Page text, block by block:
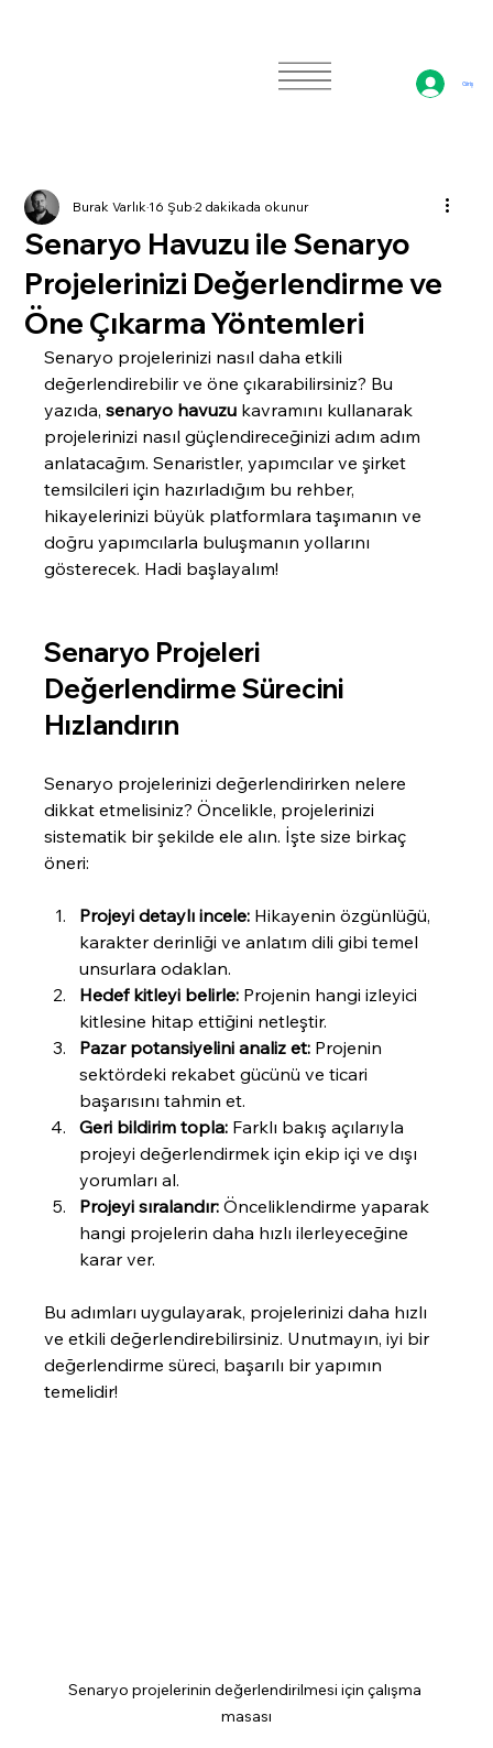
Giriş
Senaryo Havuzu ile Senaryo
Projelerinizi Değerlendirme ve
Öne Çıkarma Yöntemleri
Burak Varlık16 Şub2 dakikada okunur
Senaryo projelerinizi nasıl daha etkili
değerlendirebilir ve öne çıkarabilirsiniz? Bu
yazıda, senaryo havuzu kavramını kullanarak
projelerinizi nasıl güçlendireceğinizi adım adım
anlatacağım. Senaristler, yapımcılar ve şirket
temsilcileri için hazırladığım bu rehber,
hikayelerinizi büyük platformlara taşımanın ve
doğru yapımcılarla buluşmanın yollarını
gösterecek. Hadi başlayalım!
Senaryo Projeleri
Değerlendirme Sürecini
Hızlandırın
Senaryo projelerinizi değerlendirirken nelere
dikkat etmelisiniz? Öncelikle, projelerinizi
sistematik bir şekilde ele alın. İşte size birkaç
öneri:
Projeyi detaylı incele: Hikayenin özgünlüğü,
karakter derinliği ve anlatım dili gibi temel
unsurlara odaklan.
Hedef kitleyi belirle: Projenin hangi izleyici
kitlesine hitap ettiğini netleştir.
Pazar potansiyelini analiz et: Projenin
sektördeki rekabet gücünü ve ticari
başarısını tahmin et.
Geri bildirim topla: Farklı bakış açılarıyla
projeyi değerlendirmek için ekip içi ve dışı
yorumları al.
Projeyi sıralandır: Önceliklendirme yaparak
hangi projelerin daha hızlı ilerleyeceğine
karar ver.
Bu adımları uygulayarak, projelerinizi daha hızlı
ve etkili değerlendirebilirsiniz. Unutmayın, iyi bir
değerlendirme süreci, başarılı bir yapımın
temelidir!
Senaryo projelerinin değerlendirilmesi için çalışma
masası